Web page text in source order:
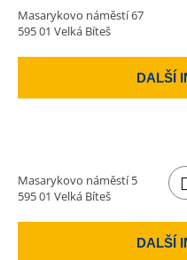
Masarykovo náměstí 67
595 01 Velká Bíteš
DALŠÍ
Masarykovo náměstí 5
595 01 Velká Bíteš
DALŠÍ